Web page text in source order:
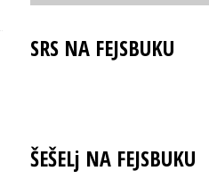
SRS NA FEJSBUKU
ŠEŠELj NA FEJSBUKU